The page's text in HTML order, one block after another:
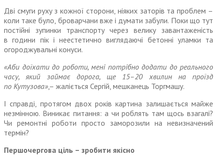
Дві смуги руху з кожної сторони, ніяких заторів та проблем –
коли таке було, броварчани вже і думати забули. Поки що тут
постійні зупинки транспорту через велику завантаженість
в години пік і неестетично виглядаючі бетонні уламки та
огороджувальні конуси.
«Аби доїхати до роботи, мені потрібно додати до реального
часу, який займає дорога, ще 15–20 хвилин на проїзд
по Кутузова»,– жаліється Сергій, мешканець Торгмашу.
І справді, протягом двох років картина залишається майже
незмінною. Виникає питання: а чи роблять там щось взагалі?
Чи ремонтні роботи просто заморозили на невизначений
термін?
Першочергова ціль – зробити якісно